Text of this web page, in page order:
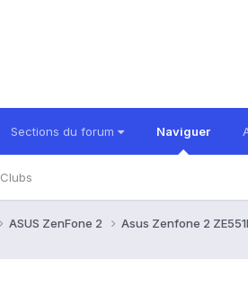
Sections du forum Naviguer
Clubs
ASUS ZenFone 2 Asus Zenfone 2